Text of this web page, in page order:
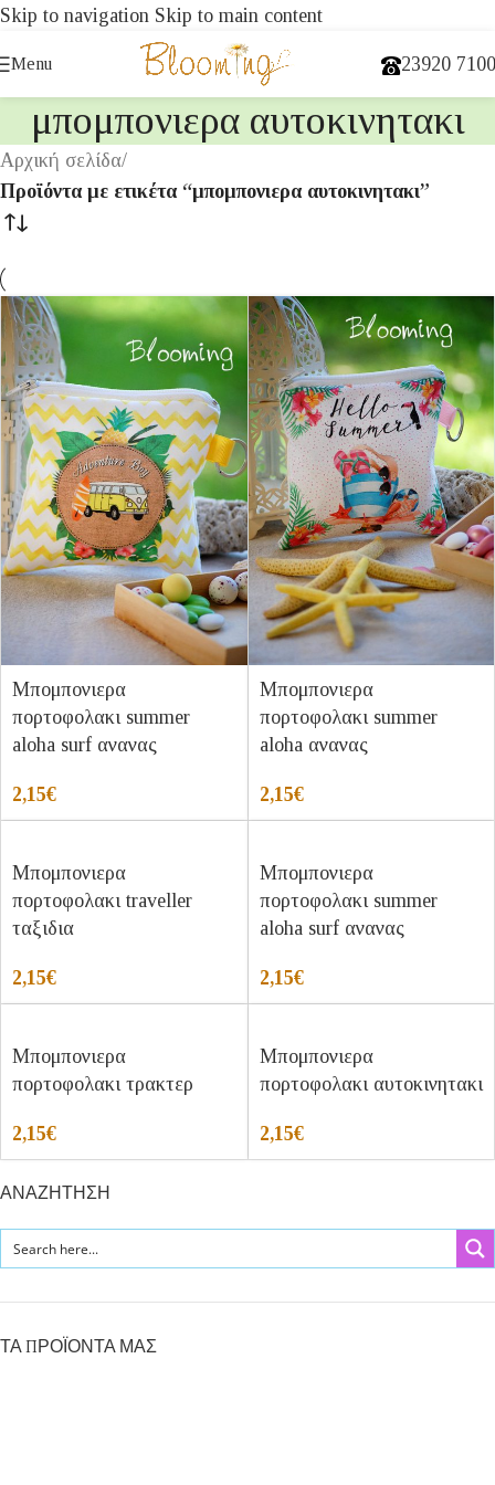
Skip to navigation Skip to main content
Menu 23920
μπομπονιερα αυτοκινητακι
Αρχική σελίδα/
Προϊόντα με ετικέτα “μπομπονιερα αυτοκινητακι”
Μπομπονιερα
πορτοφολακι summer
aloha surf ανανας
2,15€
Μπομπονιερα
πορτοφολακι summer
aloha ανανας
2,15€
Μπομπονιερα
πορτοφολακι traveller
ταξιδια
2,15€
Μπομπονιερα
πορτοφολακι summer
aloha surf ανανας
2,15€
Μπομπονιερα
πορτοφολακι τρακτερ
2,15€
Μπομπονιερα
πορτοφολακι αυτοκινητακι
2,15€
ΑΝΑΖΗΤΗΣΗ
ΤΑ ΠΡΟΪΟΝΤΑ ΜΑΣ